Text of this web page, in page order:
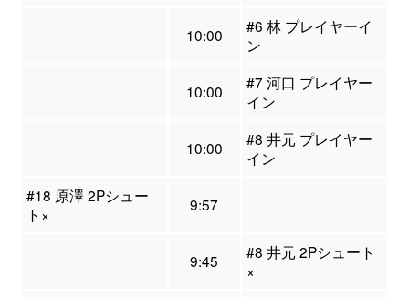
10:00
#6 林 プレイヤーイ
ン
10:00
#7 河口 プレイヤー
イン
10:00
#8 井元 プレイヤー
イン
#18 原澤 2Pシュー
ト×
9:57
9:45
#8 井元 2Pシュート
×